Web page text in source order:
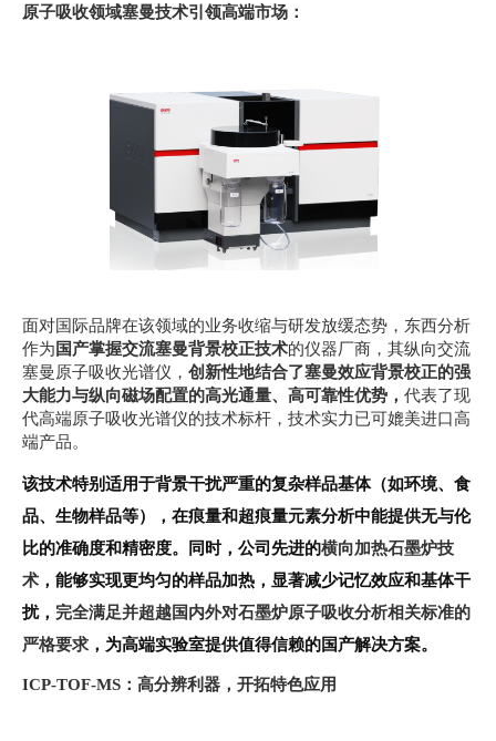
原子吸收领域塞曼技术引领高端市场：
面对国际品牌在该领域的业务收缩与研发放缓态势，东西分析
作为 国产掌握交流塞曼背景校正技术的仪器厂商，其纵向交流
塞曼原子吸收光谱仪， 创新性地结合了塞曼效应背景校正的强
大能力与纵向磁场配置的高光通量、高可靠性优势， 代表了现
代高端原子吸收光谱仪的技术标杆，技术实力已可媲美进口高
端产品。
该技术特别适用于背景干扰严重的复杂样品基体（如环境、食
品、生物样品等），在痕量和超痕量元素分析中能提供无与伦
比的准确度和精密度。同时，公司先进的横向加热石墨炉技
术 ，能够实现更均匀的样品加热，显著减少记忆效应和基体干
扰， 完全满足并超越国内外对石墨炉原子吸收分析相关标准的
严格要求 ，为高端实验室提供值得信赖的国产解决方案。
ICP-TOF-MS： 高分辨利器，开拓特色应用